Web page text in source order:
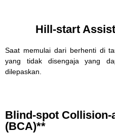
Hill-start
Saat memulai dari berhenti di
yang tidak disengaja yang
dilepaskan.
Blind-spot
(BCA)**